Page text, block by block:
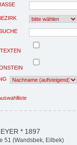
* 1897
51 (Wandsbek, Eilbek)